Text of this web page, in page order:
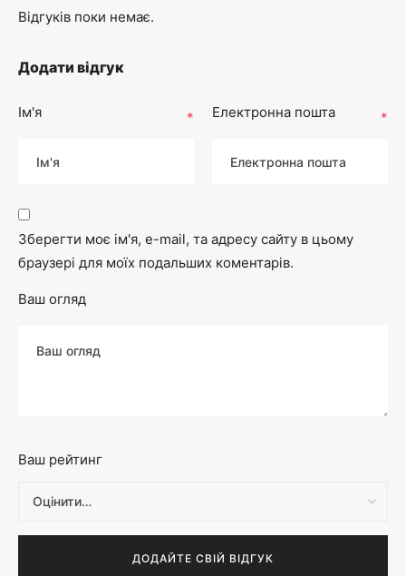
Відгуків поки немає.
Додати відгук
Ім'я * Електронна пошта *
Зберегти моє ім'я, e-mail, та адресу сайту в цьому
браузері для моїх подальших коментарів.
Ваш огляд
Ваш рейтинг